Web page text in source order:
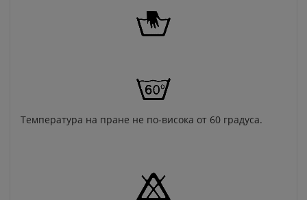
Температура на пране не по-висока от 60 градуса.